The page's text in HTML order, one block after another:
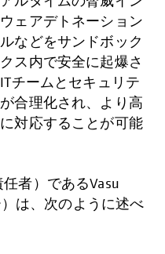
ェアデトネーション
などをサンドボック
ス内で安全に起爆さ
チームとセキュリテ
合理化され、より高
対応することが可能
任者）であるVasu
は、次のように述べ